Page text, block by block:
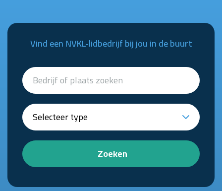
Vind een NVKL-lidbedrijf bij jou in de buurt
Zoeken